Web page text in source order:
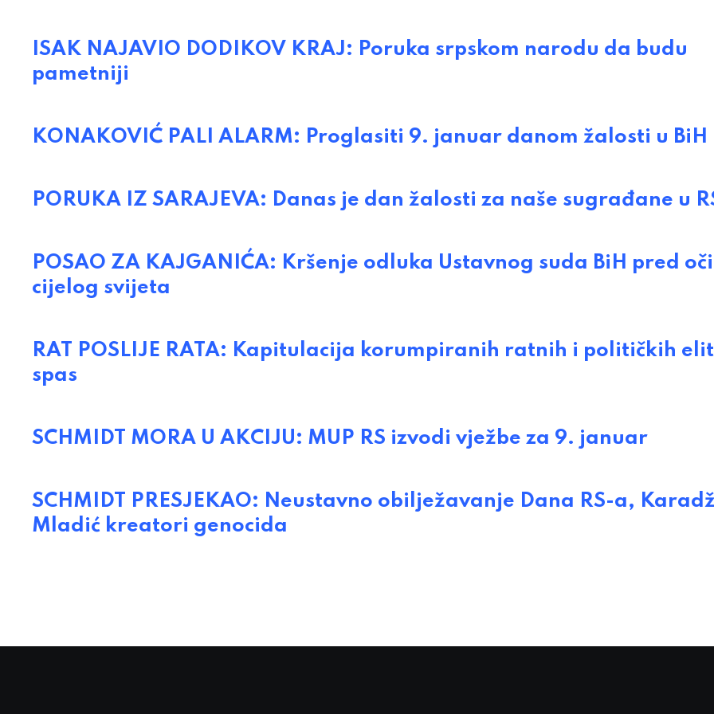
ISAK NAJAVIO DODIKOV KRAJ: Poruka srpskom narodu da budu
pametniji
KONAKOVIĆ PALI ALARM: Proglasiti 9. januar danom žalosti u BiH
PORUKA IZ SARAJEVA: Danas je dan žalosti za naše sugrađane u
POSAO ZA KAJGANIĆA: Kršenje odluka Ustavnog suda BiH pred
cijelog svijeta
RAT POSLIJE RATA: Kapitulacija korumpiranih ratnih i političkih
spas
SCHMIDT MORA U AKCIJU: MUP RS izvodi vježbe za 9. januar
SCHMIDT PRESJEKAO: Neustavno obilježavanje Dana RS-a,
Mladić kreatori genocida